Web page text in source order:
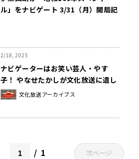
ル」をナビゲート 3/31（月）開局記
2/18, 2025
ナビゲーターはお笑い芸人・やす
子！ やなせたかしが文化放送に遺し
た貴重な“名作のタネ”を紹介『ドン
とモーグリとライオンと ～やなせた
文化放送アーカイブス
1 次ページ